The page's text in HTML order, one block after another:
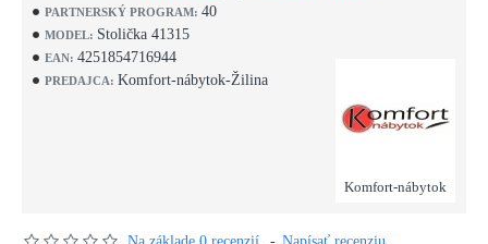
PARTNERSKÝ PROGRAM: 40
MODEL: Stolička 41315
EAN: 4251854716944
PREDAJCA: Komfort-nábytok-Žilina
Komfort-nábytok